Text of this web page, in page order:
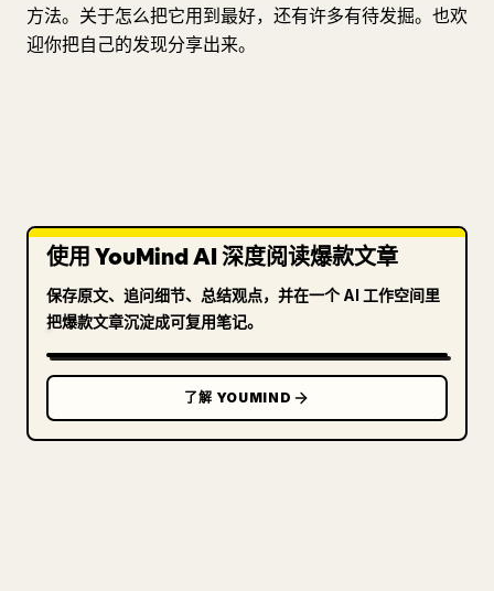
方法。关于怎么把它用到最好，还有许多有待发掘。也欢
迎你把自己的发现分享出来。
使用 YouMind AI 深度阅读爆款文章
保存原文、追问细节、总结观点，并在一个 AI 工作空间里
把爆款文章沉淀成可复用笔记。
了解 YOUMIND